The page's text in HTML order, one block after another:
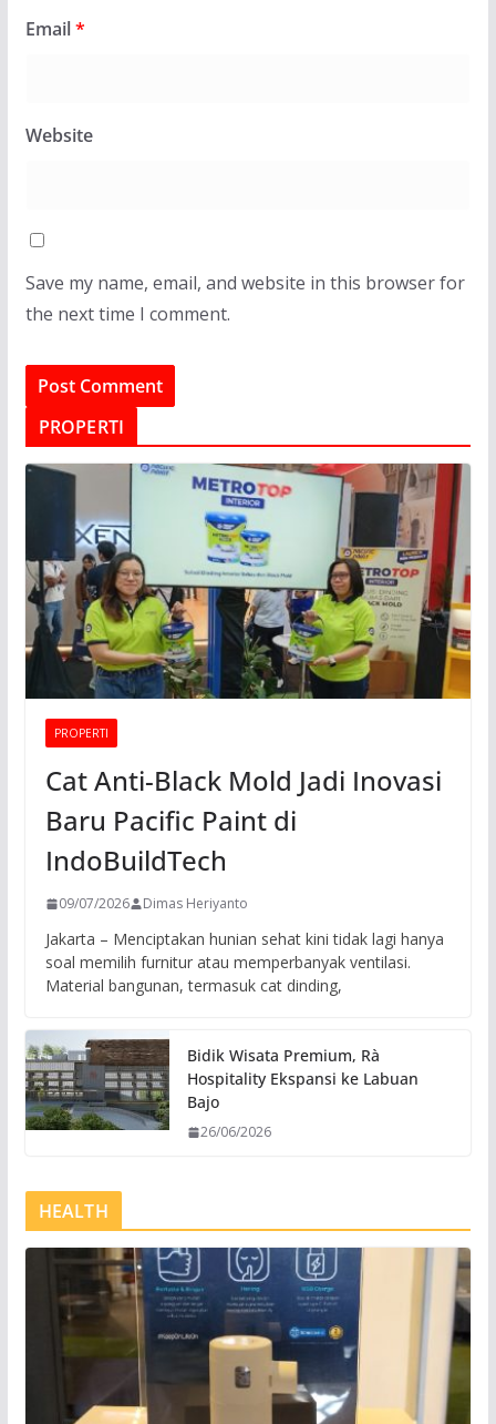
Email*
Website
Save my name, email, and website in this browser for
the next time I comment.
PROPERTI
PROPERTI
Cat Anti-Black Mold Jadi Inovasi
Baru Pacific Paint di
IndoBuildTech
09/07/2026 Dimas Heriyanto
Jakarta – Menciptakan hunian sehat kini tidak lagi hanya
soal memilih furnitur atau memperbanyak ventilasi.
Material bangunan, termasuk cat dinding,
Bidik Wisata Premium, Rà
Hospitality Ekspansi ke Labuan
Bajo
26/06/2026
HEALTH